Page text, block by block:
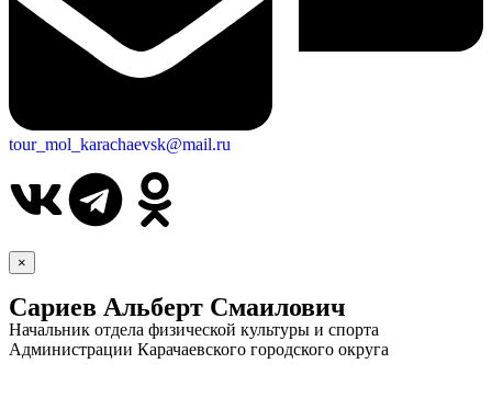
tour_mol_karachaevsk@mail.ru
×
Сариев Альберт Смаилович
Начальник отдела физической культуры и спорта
Администрации Карачаевского городского округа